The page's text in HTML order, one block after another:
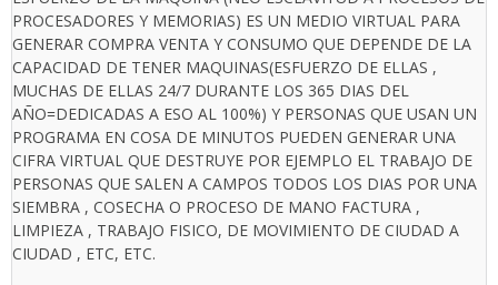
PROCESADORES Y MEMORIAS) ES UN MEDIO VIRTUAL PARA
GENERAR COMPRA VENTA Y CONSUMO QUE DEPENDE DE LA
CAPACIDAD DE TENER MAQUINAS(ESFUERZO DE ELLAS ,
MUCHAS DE ELLAS 24/7 DURANTE LOS 365 DIAS DEL
AÑO=DEDICADAS A ESO AL 100%) Y PERSONAS QUE USAN UN
PROGRAMA EN COSA DE MINUTOS PUEDEN GENERAR UNA
CIFRA VIRTUAL QUE DESTRUYE POR EJEMPLO EL TRABAJO DE
PERSONAS QUE SALEN A CAMPOS TODOS LOS DIAS POR UNA
SIEMBRA , COSECHA O PROCESO DE MANO FACTURA ,
LIMPIEZA , TRABAJO FISICO, DE MOVIMIENTO DE CIUDAD A
CIUDAD , ETC, ETC.